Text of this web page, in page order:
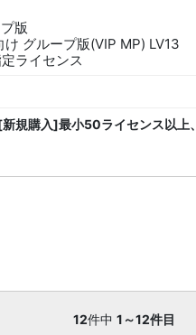
版
グループ版(VIP MP) LV13
ライセンス
規購入]最小50ライセンス以上、
12件中 1～12件目